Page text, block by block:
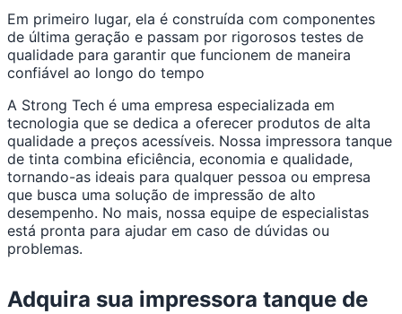
Em primeiro lugar, ela é construída com componentes
de última geração e passam por rigorosos testes de
qualidade para garantir que funcionem de maneira
confiável ao longo do tempo
A Strong Tech é uma empresa especializada em
tecnologia que se dedica a oferecer produtos de alta
qualidade a preços acessíveis. Nossa impressora tanque
de tinta combina eficiência, economia e qualidade,
tornando-as ideais para qualquer pessoa ou empresa
que busca uma solução de impressão de alto
desempenho. No mais, nossa equipe de especialistas
está pronta para ajudar em caso de dúvidas ou
problemas.
Adquira sua impressora tanque de